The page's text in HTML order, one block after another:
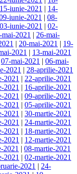
15-iunie-2021 | 14-
iunie-2021 | 08-
03-iunie-2021 | 02-
mai-2021 | 26-mai-
| 20-mai-2021 | 19-
2021 | 13-mai-2021
07-mai-2021 | 06-mai-
2021 | 28-aprilie-2021
2021 | 22-aprilie-2021
2021 | 16-aprilie-2021
2021 | 09-aprilie-2021
2021 | 05-aprilie-2021
2021 | 30-martie-2021
2021 | 24-martie-2021
2021 | 18-martie-2021
2021 | 12-martie-2021
2021 | 08-martie-2021
2021 | 02-martie-2021
2021 | 24-